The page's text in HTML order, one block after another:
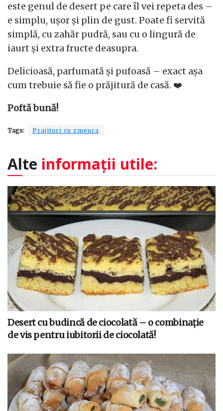
este genul de desert pe care îl vei repeta des –
e simplu, ușor și plin de gust. Poate fi servită
simplă, cu zahăr pudră, sau cu o lingură de
iaurt și extra fructe deasupra.
Delicioasă, parfumată și pufoasă – exact așa
cum trebuie să fie o prăjitură de casă. ❤️
Poftă bună!
Tags: Prajituri cu zmeura
Alte informații utile:
Desert cu budincă de ciocolată – o combinație
de vis pentru iubitorii de ciocolată!